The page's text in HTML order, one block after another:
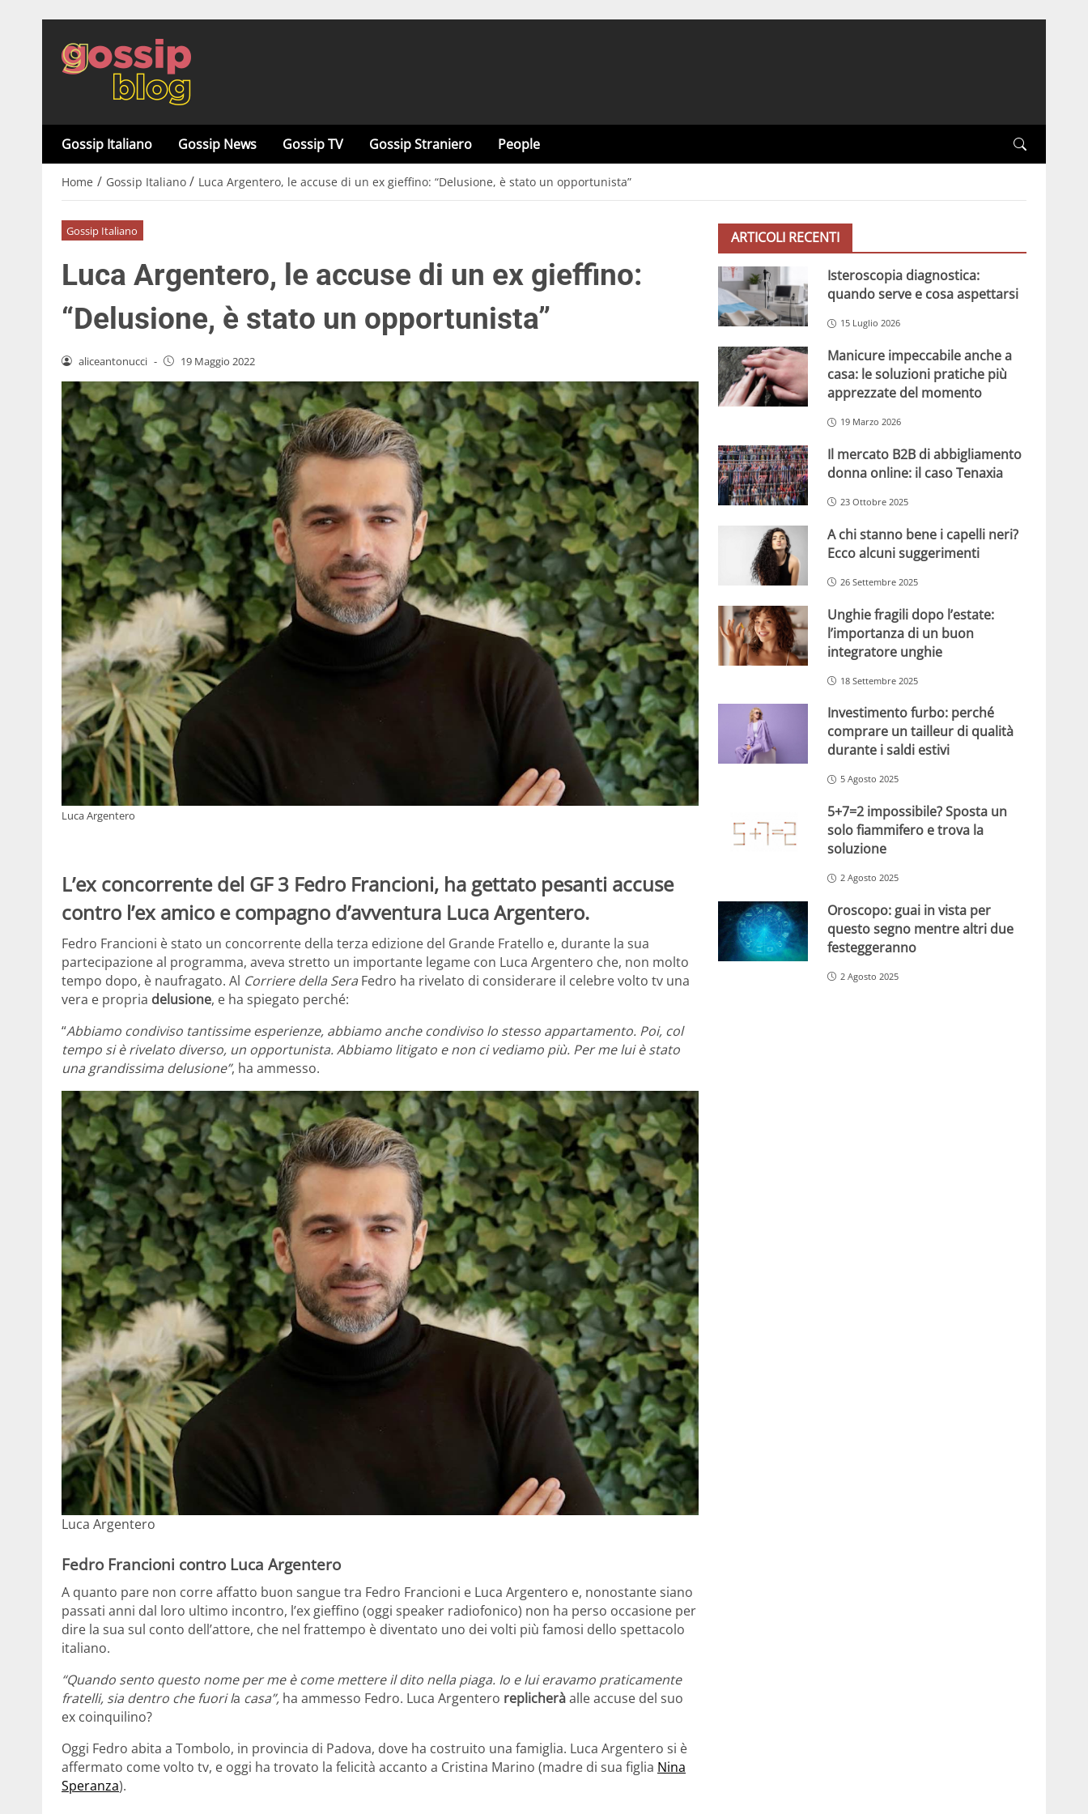
Gossip Italiano Gossip News Gossip TV Gossip Straniero People
Home / Gossip Italiano / Luca Argentero, le accuse di un ex gieffino: “Delusione, è stato un opportunista”
Gossip Italiano
Luca Argentero, le accuse di un ex gieffino:
“Delusione, è stato un opportunista”
aliceantonucci - 19 Maggio 2022
Luca Argentero
L’ex concorrente del GF 3 Fedro Francioni, ha gettato pesanti accuse
contro l’ex amico e compagno d’avventura Luca Argentero.
Fedro Francioni è stato un concorrente della terza edizione del Grande Fratello e, durante la sua
partecipazione al programma, aveva stretto un importante legame con Luca Argentero che, non molto
tempo dopo, è naufragato. Al Corriere della Sera Fedro ha rivelato di considerare il celebre volto tv una
vera e propria delusione, e ha spiegato perché:
“Abbiamo condiviso tantissime esperienze, abbiamo anche condiviso lo stesso appartamento. Poi, col
tempo si è rivelato diverso, un opportunista. Abbiamo litigato e non ci vediamo più. Per me lui è stato
una grandissima delusione”, ha ammesso.
Luca Argentero
Fedro Francioni contro Luca Argentero
A quanto pare non corre affatto buon sangue tra Fedro Francioni e Luca Argentero e, nonostante siano
passati anni dal loro ultimo incontro, l’ex gieffino (oggi speaker radiofonico) non ha perso occasione per
dire la sua sul conto dell’attore, che nel frattempo è diventato uno dei volti più famosi dello spettacolo
italiano.
“Quando sento questo nome per me è come mettere il dito nella piaga. Io e lui eravamo praticamente
fratelli, sia dentro che fuori la casa”, ha ammesso Fedro. Luca Argentero replicheràalle accuse del suo
ex coinquilino?
Oggi Fedro abita a Tombolo, in provincia di Padova, dove ha costruito una famiglia. Luca Argentero si è
affermato come volto tv, e oggi ha trovato la felicità accanto a Cristina Marino (madre di sua figlia Nina
Speranza).
ARTICOLI RECENTI
Isteroscopia diagnostica:
quando serve e cosa aspettarsi
15 Luglio 2026
Manicure impeccabile anche a
casa: le soluzioni pratiche più
apprezzate del momento
19 Marzo 2026
Il mercato B2B di abbigliamento
donna online: il caso Tenaxia
23 Ottobre 2025
A chi stanno bene i capelli neri?
Ecco alcuni suggerimenti
26 Settembre 2025
Unghie fragili dopo l’estate:
l’importanza di un buon
integratore unghie
18 Settembre 2025
Investimento furbo: perché
comprare un tailleur di qualità
durante i saldi estivi
5 Agosto 2025
5+7=2 impossibile? Sposta un
solo fiammifero e trova la
soluzione
2 Agosto 2025
Oroscopo: guai in vista per
questo segno mentre altri due
festeggeranno
2 Agosto 2025